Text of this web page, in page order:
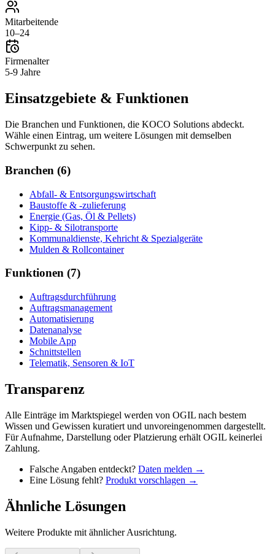
Mitarbeitende
10–24
Firmenalter
5-9 Jahre
Einsatzgebiete & Funktionen
Die Branchen und Funktionen, die KOCO Solutions abdeckt.
Wähle einen Eintrag, um weitere Lösungen mit demselben
Schwerpunkt zu sehen.
Branchen (6)
Abfall- & Entsorgungswirtschaft
Baustoffe & -zulieferung
Energie (Gas, Öl & Pellets)
Kipp- & Silotransporte
Kommunaldienste, Kehricht & Spezialgeräte
Mulden & Rollcontainer
Funktionen (7)
Auftragsdurchführung
Auftragsmanagement
Automatisierung
Datenanalyse
Mobile App
Schnittstellen
Telematik, Sensoren & IoT
Transparenz
Alle Einträge im Marktspiegel werden von OGIL nach bestem
Wissen und Gewissen kuratiert und unvoreingenommen dargestellt.
Für Aufnahme, Darstellung oder Platzierung erhält OGIL keinerlei
Zahlung.
Falsche Angaben entdeckt? Daten melden →
Eine Lösung fehlt? Produkt vorschlagen →
Ähnliche Lösungen
Weitere Produkte mit ähnlicher Ausrichtung.